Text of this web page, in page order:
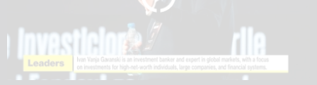
trenutku opozvati bez negativnih posledica.